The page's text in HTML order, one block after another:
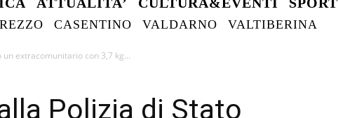
CASENTINO VALDARNO VALTIBERINA
extracomunitario con 3,7 kg...
Polizia di Stato